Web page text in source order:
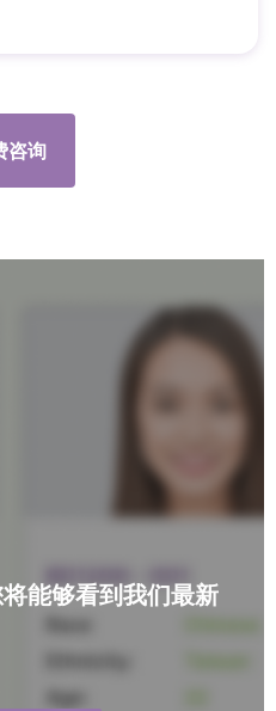
咨询
能够看到我们最新